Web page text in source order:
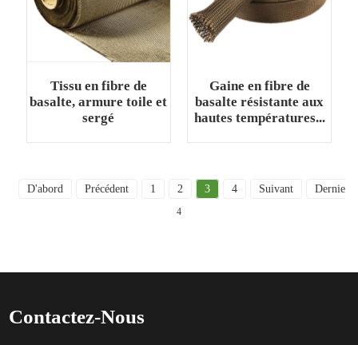
Tissu en fibre de
basalte, armure toile et
sergé
Gaine en fibre de
basalte résistante aux
hautes températures...
D'abord Précédent 1 2 3 4 Suivant Dernier
4
Contactez-Nous